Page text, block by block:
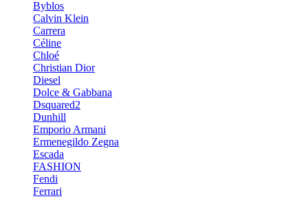
Byblos
Calvin Klein
Carrera
Céline
Chloé
Christian Dior
Diesel
Dolce & Gabbana
Dsquared2
Dunhill
Emporio Armani
Ermenegildo Zegna
Escada
FASHION
Fendi
Ferrari